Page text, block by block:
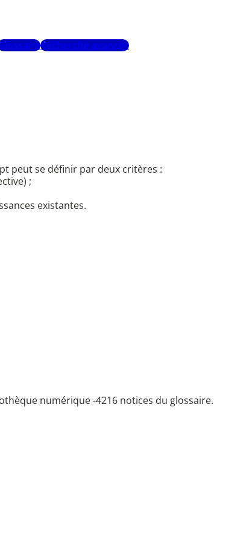
Recherche avancée
peut se définir par deux critères :
;
existantes.
numérique -4216 notices du glossaire.